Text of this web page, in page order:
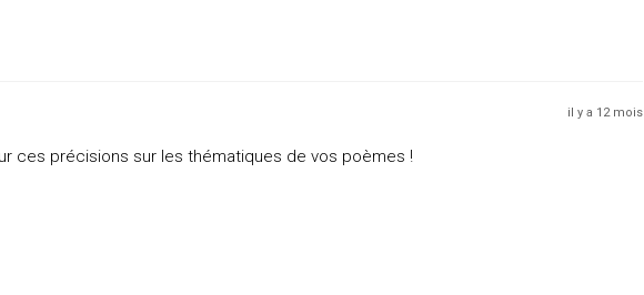
il y a 12 mois
ces précisions sur les thématiques de vos poèmes !